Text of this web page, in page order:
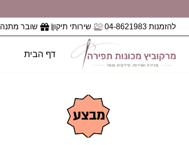
להזמנות 04-8621983 שירותי תיקון שובר מתנה
דף הבית